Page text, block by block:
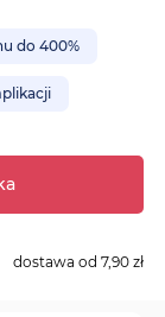
do 400%
dostawa od 7,90 zł